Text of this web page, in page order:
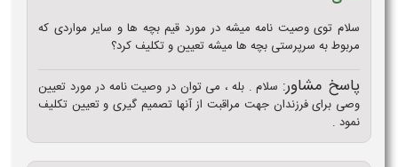
سلام توی وصیت نامه میشه در مورد قیم بچه ها و سایر مواردی که
مربوط به سرپرستی بچه ها میشه تعیین و تکلیف کرد؟
پاسخ مشاور: سلام . بله ، می توان در وصیت نامه در مورد تعیین
وصی برای فرزندان جهت مراقبت از آنها تصمیم گیری و تعیین تکلیف
نمود .